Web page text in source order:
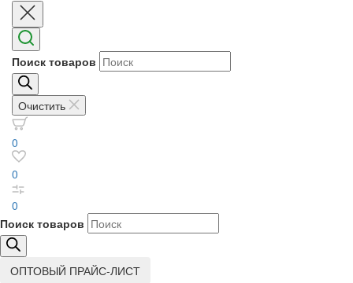
Поиск товаров
Очистить
0
0
0
Поиск товаров
ОПТОВЫЙ ПРАЙС-ЛИСТ